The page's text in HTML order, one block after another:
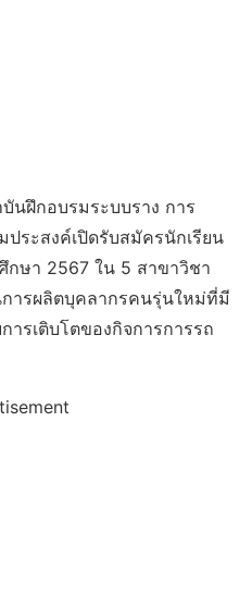
นฝึกอบรมระบบราง การ
ระสงค์เปิดรับสมัครนักเรียน
กษา 2567 ใน 5 สาขาวิชา
ารผลิตบุคลากรคนรุ่นใหม่ที่มี
รเติบโตของกิจการการรถ